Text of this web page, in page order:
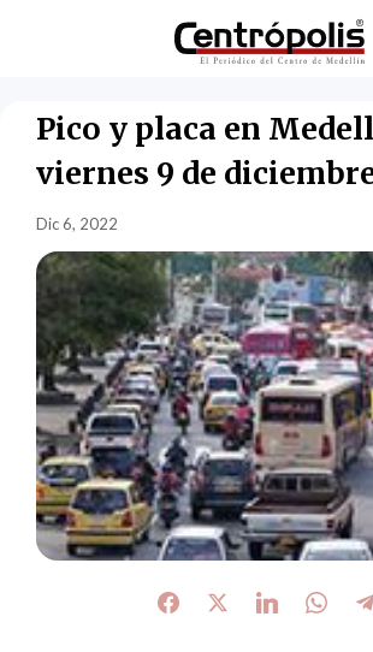
Pico y placa en
viernes 9 de
Dic 6, 2022